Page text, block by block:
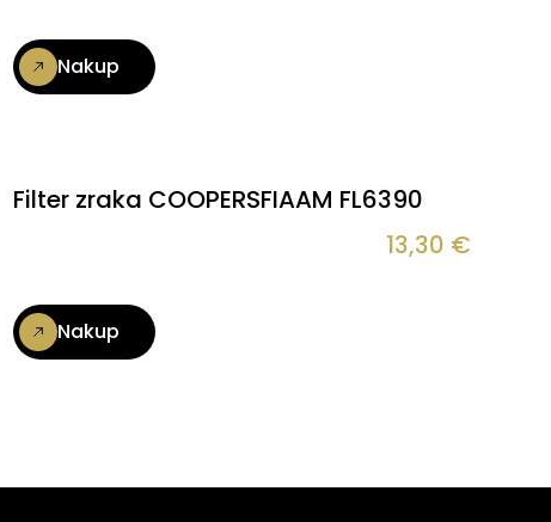
Nakup
Filter zraka COOPERSFIAAM FL6390
13,30 €
Nakup